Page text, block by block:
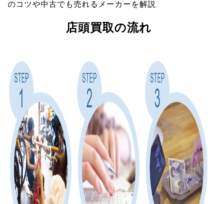
のコツや中古でも売れるメーカーを解説
店頭買取の流れ